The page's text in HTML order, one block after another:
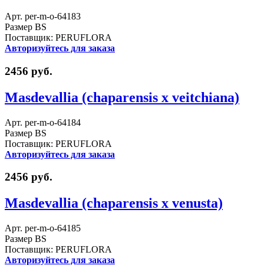
Арт. per-m-o-64183
Размер BS
Поставщик: PERUFLORA
Авторизуйтесь для заказа
2456 руб.
Masdevallia (chaparensis x veitchiana)
Арт. per-m-o-64184
Размер BS
Поставщик: PERUFLORA
Авторизуйтесь для заказа
2456 руб.
Masdevallia (chaparensis x venusta)
Арт. per-m-o-64185
Размер BS
Поставщик: PERUFLORA
Авторизуйтесь для заказа